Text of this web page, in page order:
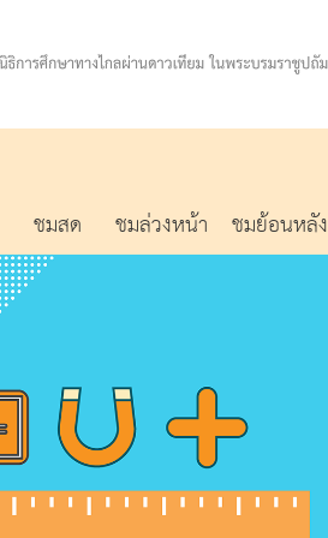
ชมสด ชมล่วงหน้า ชมย้อนหลัง